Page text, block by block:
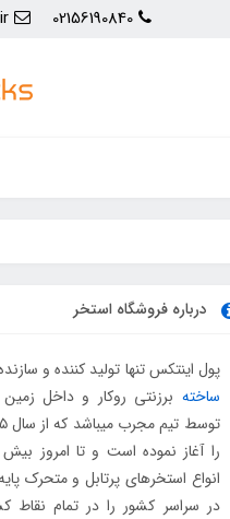
02156190840
info@poolinteks.ir
درباره فروشگاه استخر
پول اینتکس تنها تولید کننده و
ساخته برزنتی روکار و داخل
انواع استخرهای پرتابل و متحرک
در سراسر کشور را در تمام